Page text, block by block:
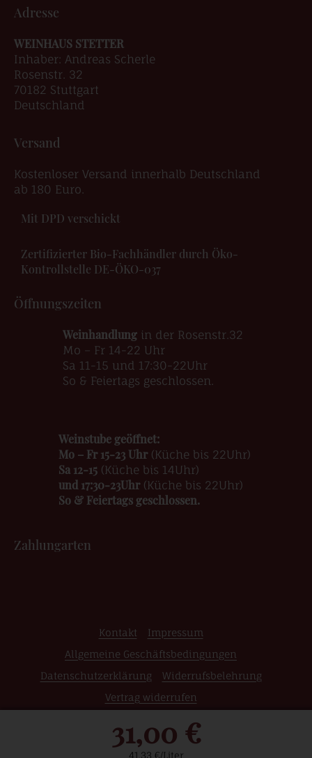
31,00 €
41,33 €/Liter
Adresse
WEINHAUS STETTER
Inhaber: Andreas Scherle
Rosenstr. 32
70182 Stuttgart
Deutschland
Versand
Kostenloser Versand innerhalb Deutschland
ab 180 Euro.
Mit DPD verschickt
Zertifizierter Bio-Fachhändler durch Öko-
Kontrollstelle DE-ÖKO-037
Öffnungszeiten
Weinhandlungin der Rosenstr.32
Mo – Fr 14-22 Uhr
Sa 11-15 und 17:30-22Uhr
So & Feiertags geschlossen.
Weinstube geöffnet:
Mo – Fr 15-23 Uhr(Küche bis 22Uhr)
Sa 12-15(Küche bis 14Uhr)
und 17:30-23Uhr(Küche bis 22Uhr)
So & Feiertags geschlossen.
Zahlungarten
Kontakt
Impressum
Allgemeine Geschäftsbedingungen
Datenschutzerklärung
Widerrufsbelehrung
Vertrag widerrufen
© 2026 Weinshop | Edle Weine | Raritäten | Grosse
Gewächse | Wein Online Kaufen